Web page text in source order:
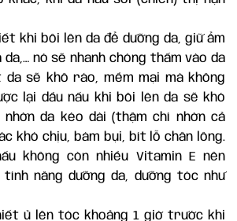
khi bôi lên da để dưỡng da, giữ ẩm
da,… nó sẽ nhanh chóng thấm vào da
sẽ khô ráo, mềm mại mà không
lại dầu nấu khi bôi lên da sẽ khó
nhờn da kéo dài (thậm chí nhờn cả
khó chịu, bám bụi, bít lỗ chân lông.
không còn nhiều Vitamin E nên
tính năng dưỡng da, dưỡng tóc như
ủ lên tóc khoảng 1 giờ trước khi